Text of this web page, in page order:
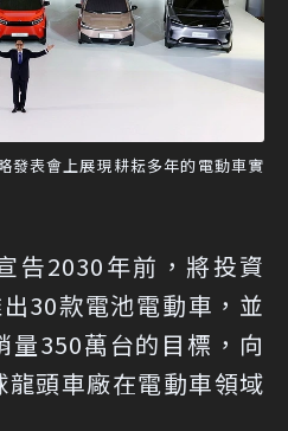
發表會上展現耕耘多年的電動車實
告2030年前，將投資
30款電池電動車，並
量350萬台的目標，向
頭車廠在電動車領域